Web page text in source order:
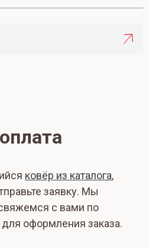
ковёр из каталога,
заявку. Мы
с вами по
оформления заказа.